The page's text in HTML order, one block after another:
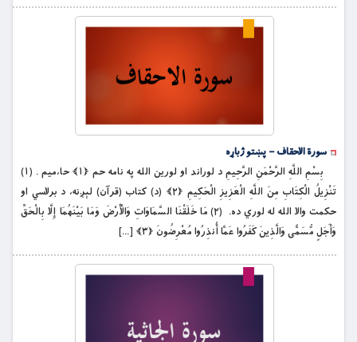
سورة الاحقاف – پښتو ژباړه
بِسْمِ اللَّهِ الرَّحْمَنِ الرَّحِيمِ د لوراند او لورين الله په نامه حم ﴿۱﴾ حا،ميم . (۱)
تَنْزِيلُ الْكِتَابِ مِنَ اللَّهِ الْعَزِيزِ الْحَكِيمِ ﴿۲﴾ (د) كتاب (قرآن) لېږنه، د برلاسي او
حكمت والا الله له لوري ده. (۲) مَا خَلَقْنَا السَّمَاوَاتِ وَالْأَرْضَ وَمَا بَيْنَهُمَا إِلَّا بِالْحَقِّ
وَأَجَلٍ مُّسَمًّى وَالَّذِينَ كَفَرُوا عَمَّا أُنذِرُوا مُعْرِضُونَ ﴿۳﴾ […]